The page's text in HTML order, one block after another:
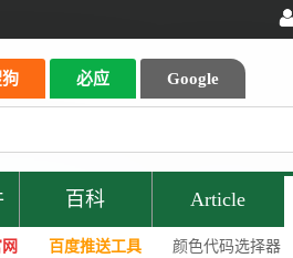
必应 Google
百科 Article
百度推送工具 颜色代码选择器